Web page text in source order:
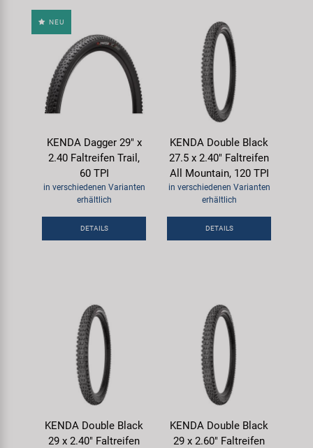
NEU
KENDA Dagger 29" x
2.40 Faltreifen Trail,
60 TPI
in verschiedenen Varianten
erhältlich
DETAILS
KENDA Double Black
27.5 x 2.40" Faltreifen
All Mountain, 120 TPI
in verschiedenen Varianten
erhältlich
DETAILS
KENDA Double Black
29 x 2.40" Faltreifen
KENDA Double Black
29 x 2.60" Faltreifen